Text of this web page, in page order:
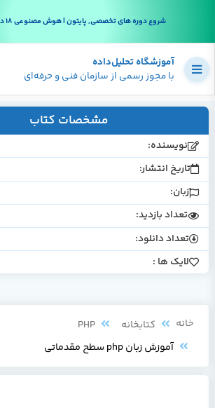
شروع دوره های تخصصی, پایتون | هوش مصنوعی 18 دی
آموزشگاه تحلیل‌داده
با مجوز رسمی از سازمان فنی و حرفه‌ای
مشخصات کتاب
نویسنده:
تاریخ انتشار:
زبان:
تعداد بازدید:
تعداد دانلود:
لایک ها :
خانه کتابخانه
PHP
آموزش زبان php سطح مقدماتی